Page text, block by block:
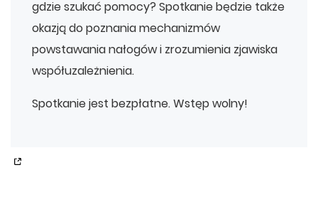
gdzie szukać pomocy? Spotkanie będzie także
okazją do poznania mechanizmów
powstawania nałogów i zrozumienia zjawiska
współuzależnienia.
Spotkanie jest bezpłatne. Wstęp wolny!